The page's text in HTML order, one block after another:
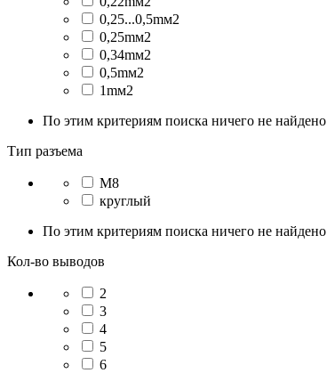
0,25...0,5mм2
0,25mм2
0,34mм2
0,5mм2
1mм2
По этим критериям поиска ничего не найдено
Тип разъема
M8
круглый
По этим критериям поиска ничего не найдено
Кол-во выводов
2
3
4
5
6